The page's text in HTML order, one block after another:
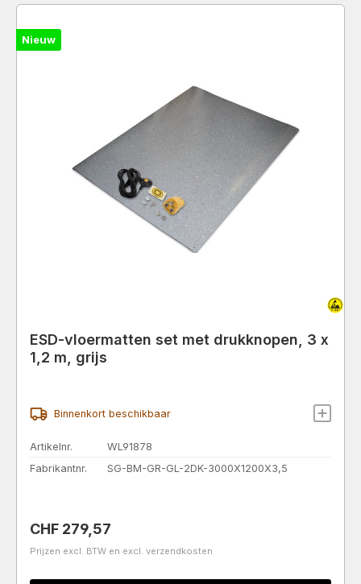
Nieuw
ESD-vloermatten set met drukknopen, 3 x
1,2 m, grijs
Binnenkort beschikbaar
Artikelnr.
WL91878
Fabrikantnr.
SG-BM-GR-GL-2DK-3000X1200X3,5
Normale prijs:
CHF 279,57
Prijzen excl. BTW en excl. verzendkosten